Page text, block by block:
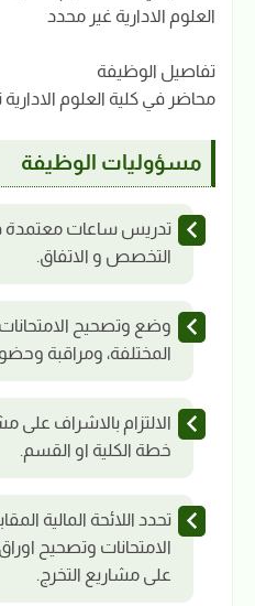
العلوم الادارية غير محدد
تفاصيل الوظيفة
محاضر في كلية العلوم
مسؤوليات الوظيفة
تدريس ساعات معتمدة
التخصص و الاتفاق.
وضع وتصحيح الامتحانات
المختلفة، ومراقبة
الالتزام بالاشراف على
خطة الكلية او القسم.
تحدد اللائحة المالية
الامتحانات وتصحيح
على مشاريع التخرج.